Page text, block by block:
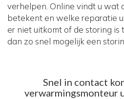
verhelpen. Online vindt u wat
betekent en welke reparatie
er niet uitkomt of de storing is
dan zo snel mogelijk een
Snel in contact
verwarmingsmonteur